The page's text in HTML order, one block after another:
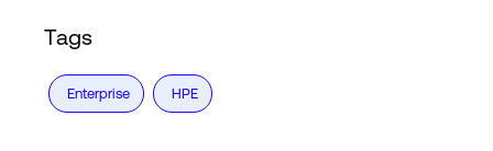
Tags
Enterprise HPE